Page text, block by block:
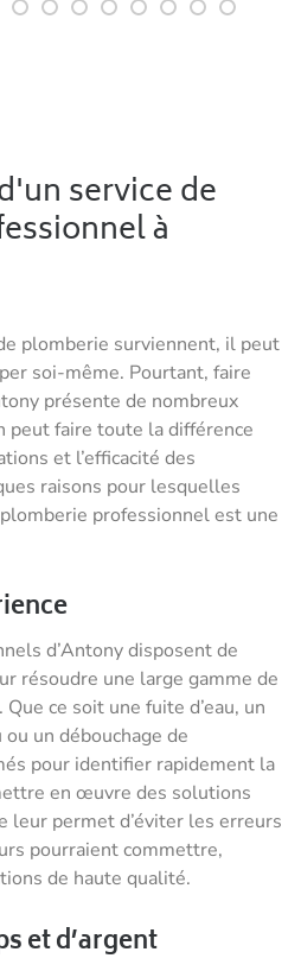
à
plomberie surviennent, il peut
soi-même. Pourtant, faire
présente de nombreux
peut faire toute la différence
et l’efficacité des
raisons pour lesquelles
professionnel est une
d’Antony disposent de
résoudre une large gamme de
ce soit une fuite d’eau, un
un débouchage de
pour identifier rapidement la
en œuvre des solutions
leur permet d’éviter les erreurs
pourraient commettre,
de haute qualité.
et d’argent